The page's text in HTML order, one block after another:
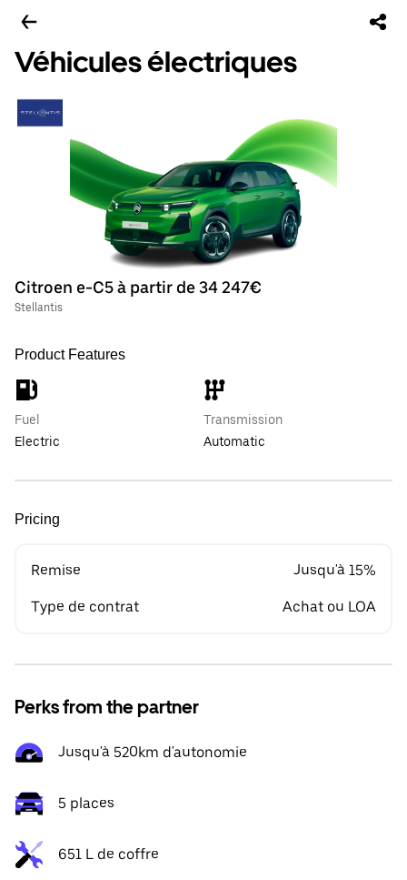
Véhicules électriques
Citroen e-C5 à partir de 34 247€
Stellantis
Product Features
Fuel
Electric
Transmission
Automatic
Pricing
Remise Jusqu'à 15%
Type de contrat Achat ou LOA
Perks from the partner
Jusqu'à 520km d'autonomie
5 places
651 L de coffre